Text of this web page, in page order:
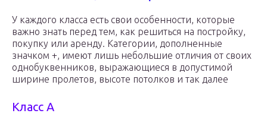
У каждого класса есть свои особенности, которые
важно знать перед тем, как решиться на постройку,
покупку или аренду. Категории, дополненные
значком +, имеют лишь небольшие отличия от своих
однобуквенников, выражающиеся в допустимой
ширине пролетов, высоте потолков и так далее
Класс A